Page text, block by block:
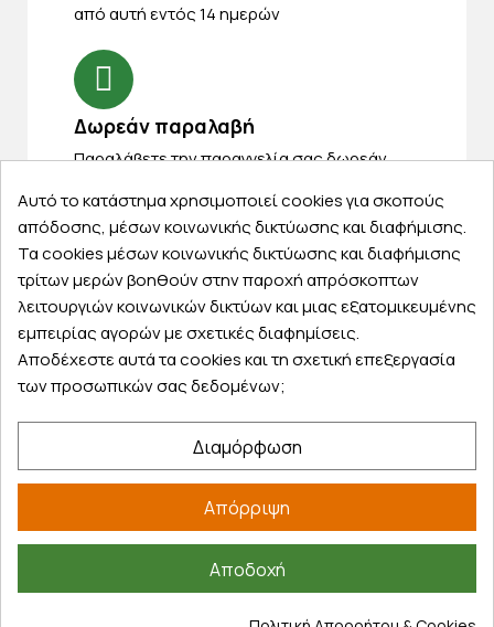
από αυτή εντός 14 ημερών
Δωρεάν παραλαβή
Παραλάβετε την παραγγελία σας δωρεάν
Express αποστολές
Κάντε σήμερα την παραγγελία σας και
παραλάβετε αύριο στην πόρτα σας
Εξυπηρέτηση πελατών
Λογαριασμός
Τρόποι παραγγελίας
Αυτό το κατάστημα χρησιμοποιεί cookies για σκοπούς
απόδοσης, μέσων κοινωνικής δικτύωσης και διαφήμισης.
Τα cookies μέσων κοινωνικής δικτύωσης και διαφήμισης
τρίτων μερών βοηθούν στην παροχή απρόσκοπτων
λειτουργιών κοινωνικών δικτύων και μιας εξατομικευμένης
εμπειρίας αγορών με σχετικές διαφημίσεις.
Αποδέχεστε αυτά τα cookies και τη σχετική επεξεργασία
των προσωπικών σας δεδομένων;
Διαμόρφωση
Απόρριψη
Αποδοχή